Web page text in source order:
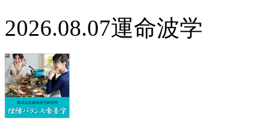
2026.08.07運命波学